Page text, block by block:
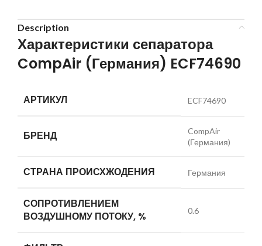
Description
Характеристики сепаратора
CompAir (Германия) ECF74690
АРТИКУЛ ECF74690
БРЕНД
CompAir
(Германия)
СТРАНА ПРОИСХЖОДЕНИЯ Германия
СОПРОТИВЛЕНИЕМ
ВОЗДУШНОМУ ПОТОКУ, %
0.6